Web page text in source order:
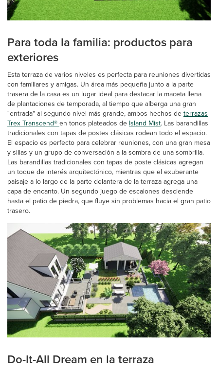
Para toda la familia: productos para
exteriores
Esta terraza de varios niveles es perfecta para reuniones divertidas
con familiares y amigas. Un área más pequeña junto a la parte
trasera de la casa es un lugar ideal para destacar la maceta llena
de plantaciones de temporada, al tiempo que alberga una gran
"entrada" al segundo nivel más grande, ambos hechos deterrazas
Trex Transcend®en tonos plateados deIsland Mist. Las barandillas
tradicionales con tapas de postes clásicas rodean todo el espacio.
El espacio es perfecto para celebrar reuniones, con una gran mesa
y sillas y un grupo de conversación a la sombra de una sombrilla.
Las barandillas tradicionales con tapas de poste clásicas agregan
un toque de interés arquitectónico, mientras que el exuberante
paisaje a lo largo de la parte delantera de la terraza agrega una
capa de encanto. Un segundo juego de escalones desciende
hasta el patio de piedra, que fluye sin problemas hacia el gran patio
trasero.
Do-It-All Dream en la terraza